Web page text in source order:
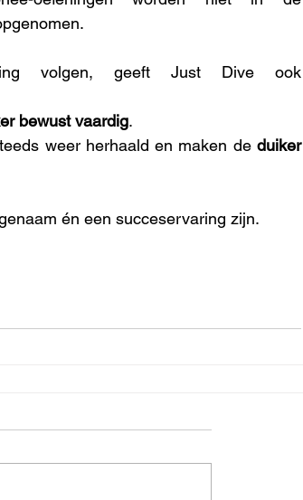
volgen, geeft Just Dive ook
bewust vaardig.
weer herhaald en maken de duiker
én een succeservaring zijn.